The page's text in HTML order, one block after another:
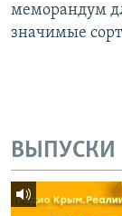
меморандум
значимые
ВЫПУСКИ